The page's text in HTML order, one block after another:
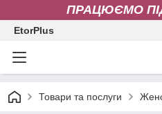
ПРАЦЮЄМО
EtorPlus
Товари та послуги